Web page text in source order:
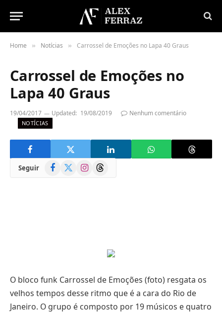
Home » Notícias » Carrossel de Emoções no Lapa 40 Graus
Carrossel de Emoções no
Lapa 40 Graus
19/04/2017 Updated: 19/08/2019 Nenhum comentário
NOTÍCIAS
Seguir Facebook
(Twitter)
InstagramThreads
O bloco funk Carrossel de Emoções (foto) resgata os
velhos tempos desse ritmo que é a cara do Rio de
Janeiro. O grupo é composto por 19 músicos e quatro